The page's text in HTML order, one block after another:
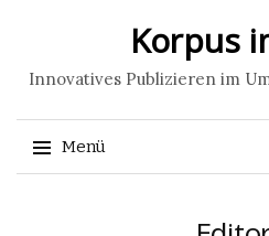
Korpus
Innovatives Publizieren im
Menü